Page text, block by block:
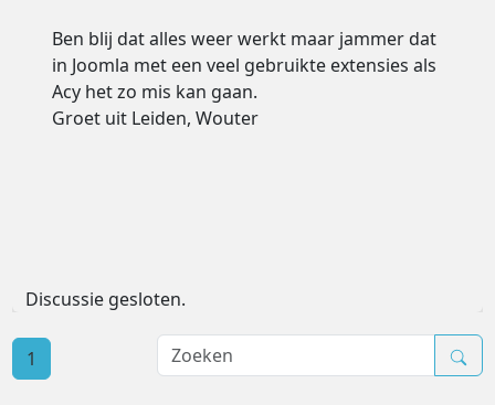
Ben blij dat alles weer werkt maar jammer dat
in Joomla met een veel gebruikte extensies als
Acy het zo mis kan gaan.
Groet uit Leiden, Wouter
Discussie gesloten.
1